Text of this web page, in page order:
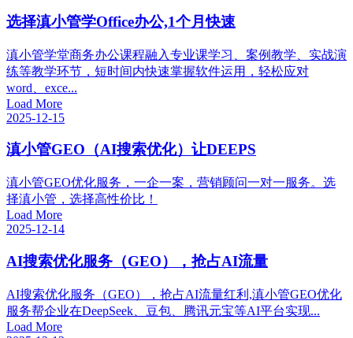
选择滇小管学Office办公,1个月快速
滇小管学堂商务办公课程融入专业课学习、案例教学、实战演
练等教学环节，短时间内快速掌握软件运用，轻松应对
word、exce...
Load More
2025-12-15
滇小管GEO（AI搜索优化）让DEEPS
滇小管GEO优化服务，一企一案，营销顾问一对一服务。选
择滇小管，选择高性价比！
Load More
2025-12-14
AI搜索优化服务（GEO），抢占AI流量
AI搜索优化服务（GEO），抢占AI流量红利,滇小管GEO优化
服务帮企业在DeepSeek、豆包、腾讯元宝等AI平台实现...
Load More